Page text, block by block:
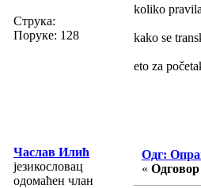
Струка:
Поруке: 128
koliko
kako se
eto za
Часлав Илић
језикословац
одомаћен члан
Одг:
« Одговор